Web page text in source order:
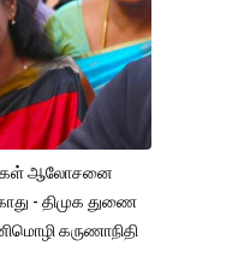
ஆலோசனை
- திமுக துணை
கருணாநிதி